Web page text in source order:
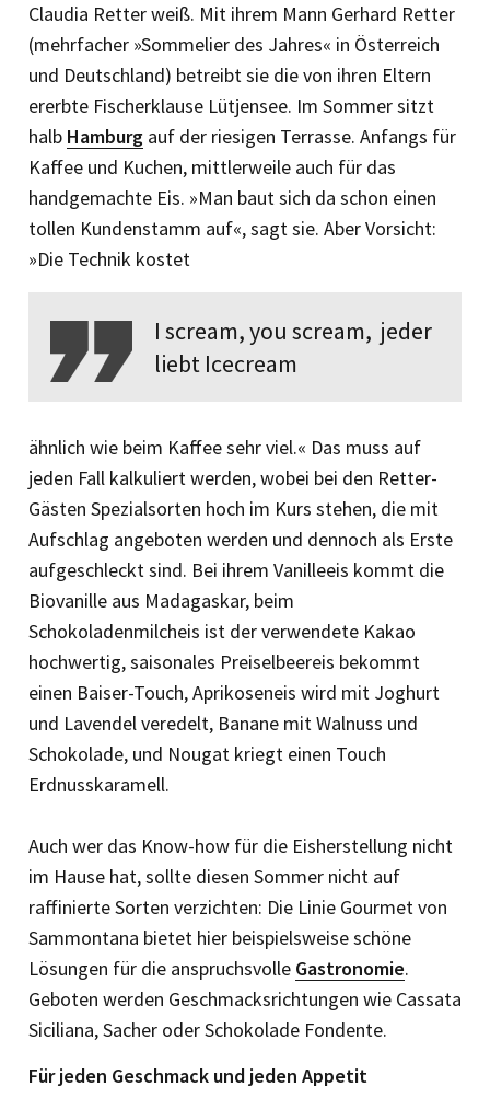
Claudia Retter weiß. Mit ihrem Mann Gerhard Retter
(mehrfacher »Sommelier des Jahres« in Österreich
und Deutschland) betreibt sie die von ihren Eltern
ererbte Fischerklause Lütjensee. Im Sommer sitzt
halb Hamburg auf der riesigen Terrasse. Anfangs für
Kaffee und Kuchen, mittlerweile auch für das
handgemachte Eis. »Man baut sich da schon einen
tollen Kundenstamm auf«, sagt sie. Aber Vorsicht:
»Die Technik kostet
I scream, you scream, jeder
liebt Icecream
ähnlich wie beim Kaffee sehr viel.« Das muss auf
jeden Fall kalkuliert werden, wobei bei den Retter-
Gästen Spezialsorten hoch im Kurs stehen, die mit
Aufschlag angeboten werden und dennoch als Erste
aufgeschleckt sind. Bei ihrem Vanilleeis kommt die
Biovanille aus Madagaskar, beim
Schokoladenmilcheis ist der verwendete Kakao
hochwertig, saisonales Preiselbeereis bekommt
einen Baiser-Touch, Aprikoseneis wird mit Joghurt
und Lavendel veredelt, Banane mit Walnuss und
Schokolade, und Nougat kriegt einen Touch
Erdnusskaramell.
Auch wer das Know-how für die Eisherstellung nicht
im Hause hat, sollte diesen Sommer nicht auf
raffinierte Sorten verzichten: Die Linie Gourmet von
Sammontana bietet hier beispielsweise schöne
Lösungen für die anspruchsvolle Gastronomie.
Geboten werden Geschmacksrichtungen wie Cassata
Siciliana, Sacher oder Schokolade Fondente.
Für jeden Geschmack und jeden Appetit